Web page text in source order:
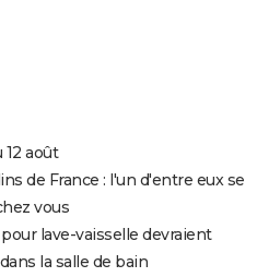
août
de France : l'un d'entre eux se
vous
lave-vaisselle devraient
la salle de bain